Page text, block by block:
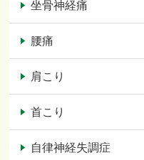
坐骨神経痛
腰痛
肩こり
首こり
自律神経失調症